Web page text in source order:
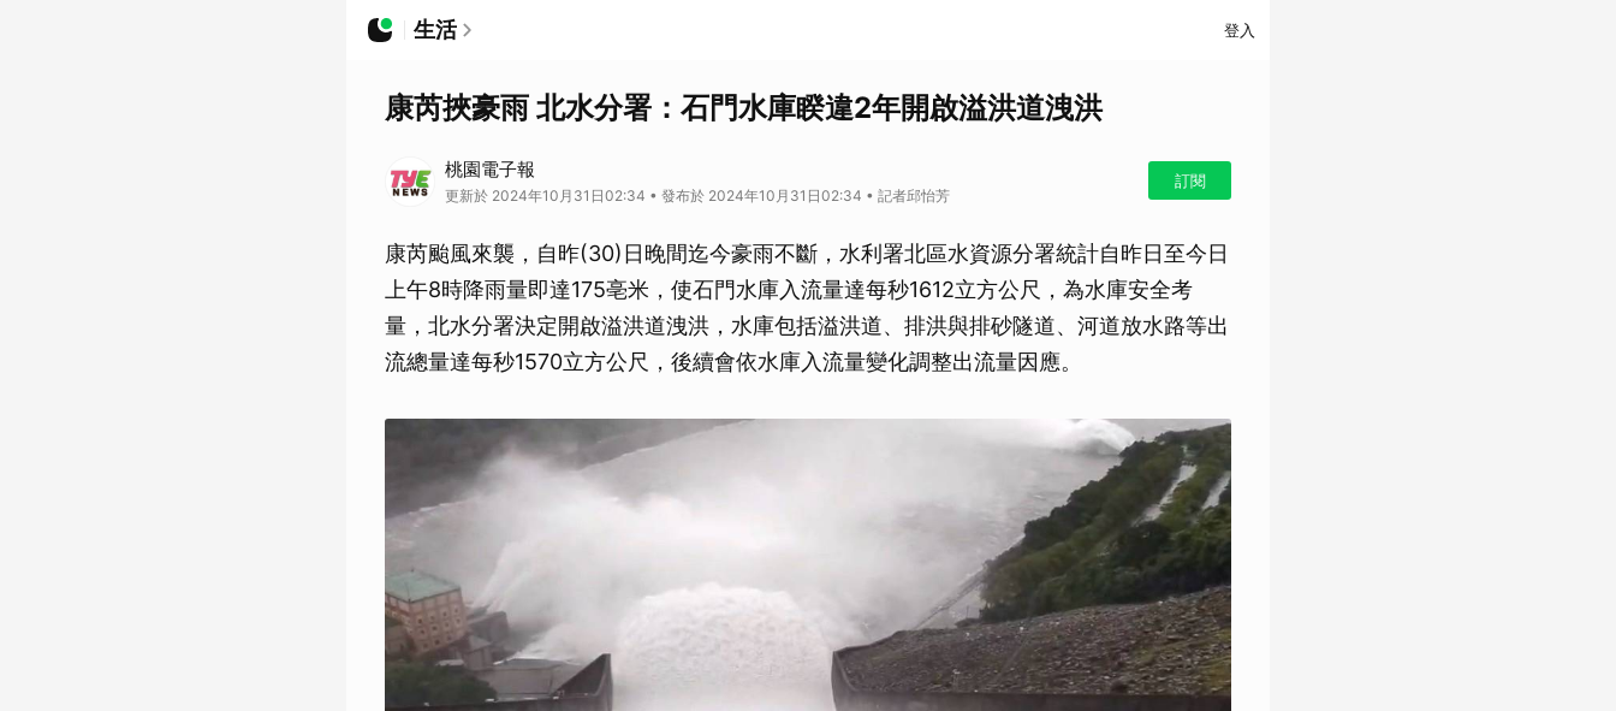
生活 登入
康芮挾豪雨 北水分署：石門水庫睽違2年開啟溢洪道洩洪
桃園電子報
更新於 2024年10月31日02:34 • 發布於 2024年10月31日02:34 • 記者邱怡芳
訂閱
康芮颱風來襲，自昨(30)日晚間迄今豪雨不斷，水利署北區水資源分署統計自昨日至今日
上午8時降雨量即達175亳米，使石門水庫入流量達每秒1612立方公尺，為水庫安全考
量，北水分署決定開啟溢洪道洩洪，水庫包括溢洪道、排洪與排砂隧道、河道放水路等出
流總量達每秒1570立方公尺，後續會依水庫入流量變化調整出流量因應。